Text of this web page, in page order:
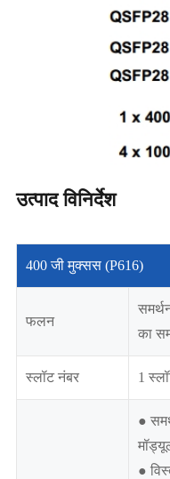
उत्पाद विनिर्देश
400 जी मुक्सस (P616)
फलन
का
स्लॉट नंबर 1
●
●